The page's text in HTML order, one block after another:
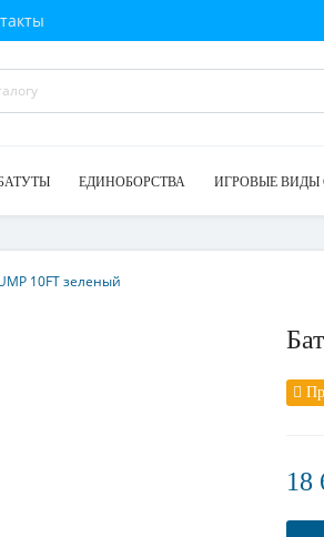
ЕДИНОБОРСТВА ИГРОВЫЕ ВИДЫ
10FT зеленый
18